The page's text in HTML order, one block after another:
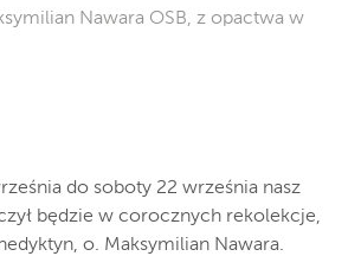
Nawara OSB, z opactwa w
do soboty 22 września nasz
będzie w corocznych rekolekcje,
o. Maksymilian Nawara.